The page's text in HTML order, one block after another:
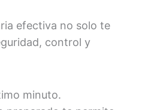
efectiva no solo te
control y
minuto.